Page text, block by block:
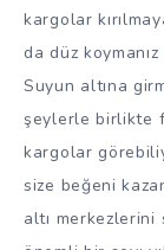
kargolar
da düz
Suyun altına
şeylerle birlikte
kargolar
size beğeni
altı merkezlerini